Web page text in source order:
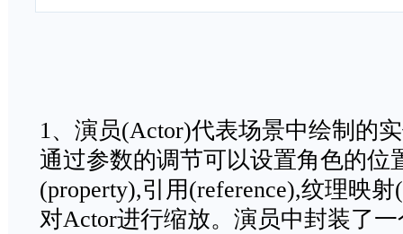
1、演员(Actor)代表场景中绘制的
通过参数的调节可以设置角色的位
(property),引用(reference),纹理映
对Actor进行缩放。演员中封装了